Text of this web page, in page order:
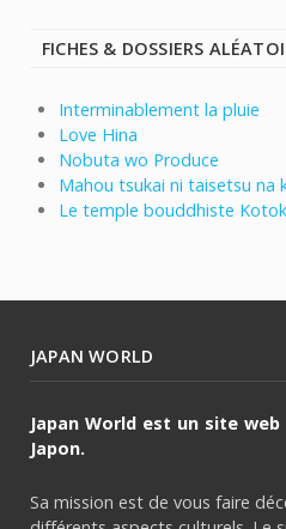
FICHES & DOSSIERS
Interminablement la pluie
Love Hina
Nobuta wo Produce
Mahou tsukai ni taisetsu na
Le temple bouddhiste
JAPAN WORLD
Japan World est un site
Japon.
Sa mission est de vous faire